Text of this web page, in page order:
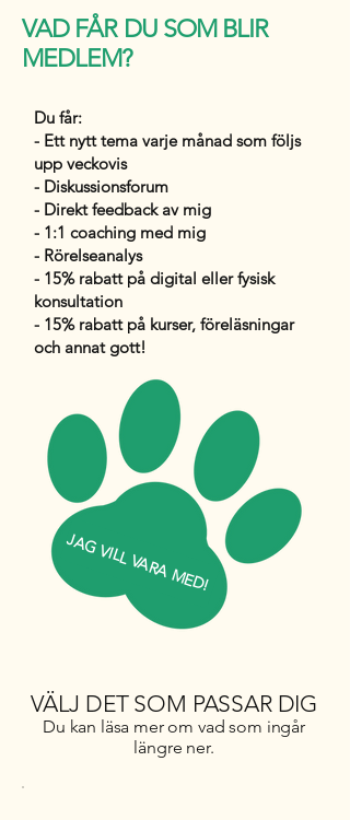
VAD FÅR DU SOM BLIR
MEDLEM?
Du får:
- Ett nytt tema varje månad som följs
upp veckovis
- Diskussionsforum
- Direkt feedback av mig
- 1:1 coaching med mig
- Rörelseanalys
- 15% rabatt på digital eller fysisk
konsultation
- 15% rabatt på kurser, föreläsningar
och annat gott!
JAG VILL VARA MED!
VÄLJ DET SOM PASSAR DIG
Du kan läsa mer om vad som ingår
längre ner.